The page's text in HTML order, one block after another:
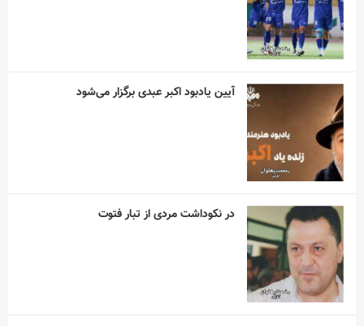
آیین یادبود اکبر عبدی برگزار می‌شود
در نکوداشت مردی از تبار فتوت